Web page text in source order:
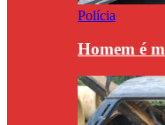
Polícia
Homem é